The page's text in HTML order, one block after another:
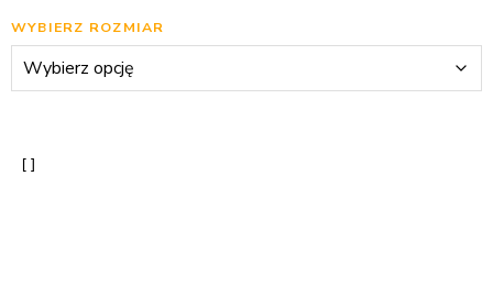
WYBIERZ ROZMIAR